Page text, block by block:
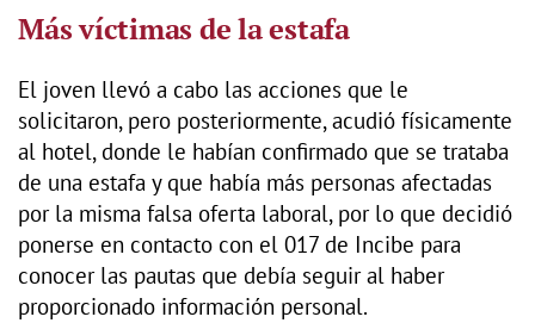
Más víctimas de la estafa
El joven llevó a cabo las acciones que le
solicitaron, pero posteriormente, acudió físicamente
al hotel, donde le habían confirmado que se trataba
de una estafa y que había más personas afectadas
por la misma falsa oferta laboral, por lo que decidió
ponerse en contacto con el 017 de Incibe para
conocer las pautas que debía seguir al haber
proporcionado información personal.